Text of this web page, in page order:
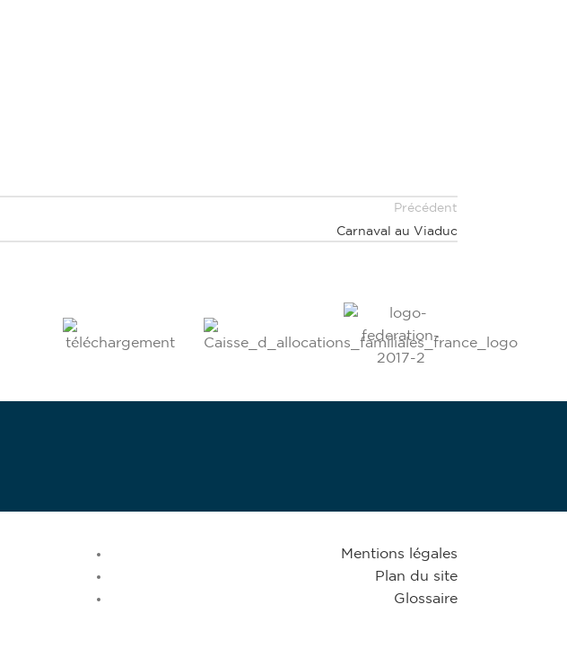
Précédent
Carnaval au Viaduc
Mentions légales
Plan du site
Glossaire